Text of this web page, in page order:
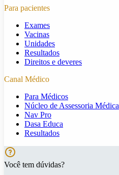
Para pacientes
Exames
Vacinas
Unidades
Resultados
Direitos e deveres
Canal Médico
Para Médicos
Núcleo de Assessoria Médica
Nav Pro
Dasa Educa
Resultados
Você tem dúvidas?